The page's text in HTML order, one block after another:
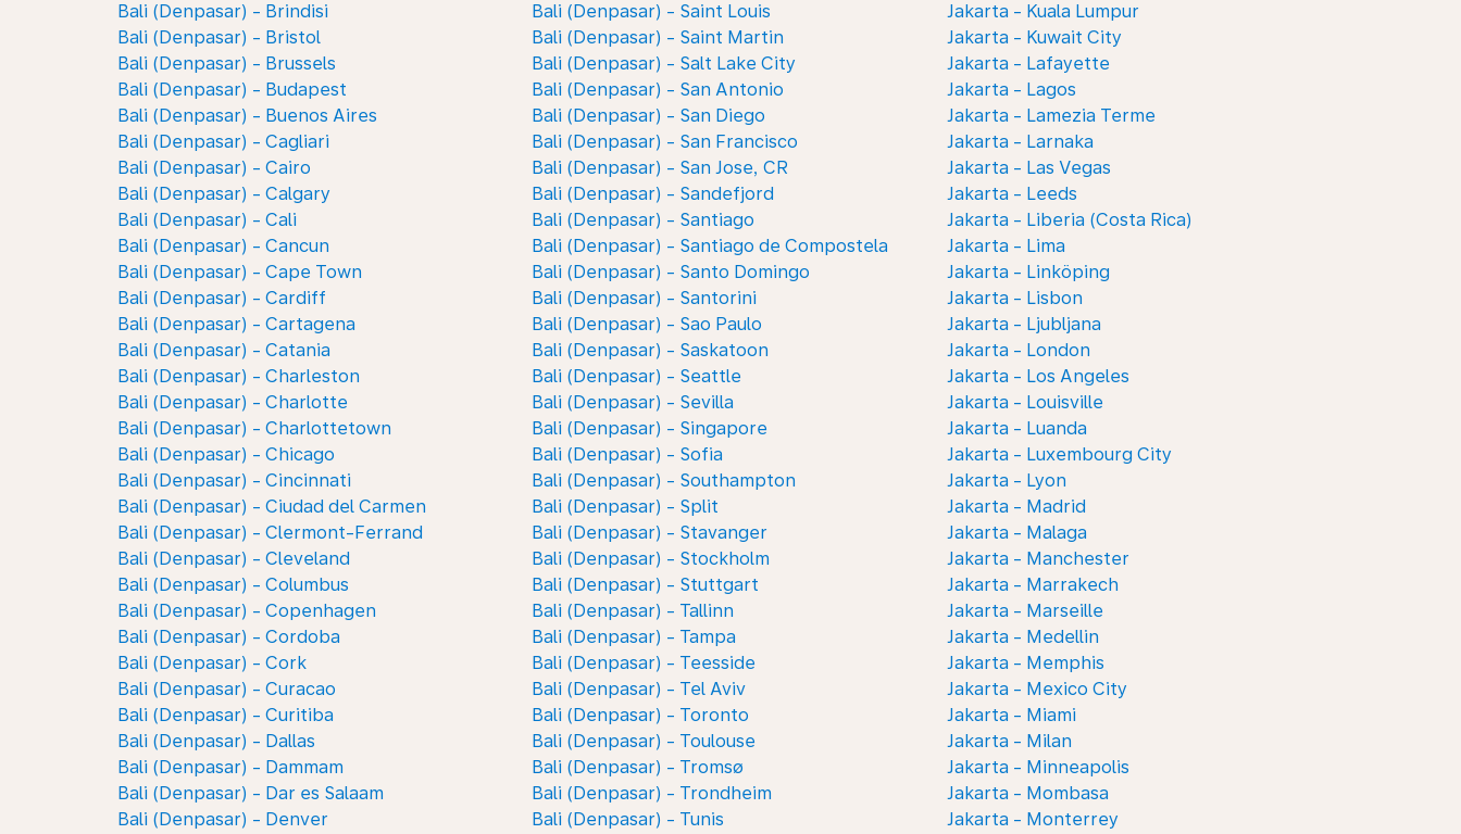
Bali (Denpasar) - Brindisi
Bali (Denpasar) - Bristol
Bali (Denpasar) - Brussels
Bali (Denpasar) - Budapest
Bali (Denpasar) - Buenos Aires
Bali (Denpasar) - Cagliari
Bali (Denpasar) - Cairo
Bali (Denpasar) - Calgary
Bali (Denpasar) - Cali
Bali (Denpasar) - Cancun
Bali (Denpasar) - Cape Town
Bali (Denpasar) - Cardiff
Bali (Denpasar) - Cartagena
Bali (Denpasar) - Catania
Bali (Denpasar) - Charleston
Bali (Denpasar) - Charlotte
Bali (Denpasar) - Charlottetown
Bali (Denpasar) - Chicago
Bali (Denpasar) - Cincinnati
Bali (Denpasar) - Ciudad del Carmen
Bali (Denpasar) - Clermont-Ferrand
Bali (Denpasar) - Cleveland
Bali (Denpasar) - Columbus
Bali (Denpasar) - Copenhagen
Bali (Denpasar) - Cordoba
Bali (Denpasar) - Cork
Bali (Denpasar) - Curacao
Bali (Denpasar) - Curitiba
Bali (Denpasar) - Dallas
Bali (Denpasar) - Dammam
Bali (Denpasar) - Dar es Salaam
Bali (Denpasar) - Denver
Bali (Denpasar) - Saint Louis
Bali (Denpasar) - Saint Martin
Bali (Denpasar) - Salt Lake City
Bali (Denpasar) - San Antonio
Bali (Denpasar) - San Diego
Bali (Denpasar) - San Francisco
Bali (Denpasar) - San Jose, CR
Bali (Denpasar) - Sandefjord
Bali (Denpasar) - Santiago
Bali (Denpasar) - Santiago de Compostela
Bali (Denpasar) - Santo Domingo
Bali (Denpasar) - Santorini
Bali (Denpasar) - Sao Paulo
Bali (Denpasar) - Saskatoon
Bali (Denpasar) - Seattle
Bali (Denpasar) - Sevilla
Bali (Denpasar) - Singapore
Bali (Denpasar) - Sofia
Bali (Denpasar) - Southampton
Bali (Denpasar) - Split
Bali (Denpasar) - Stavanger
Bali (Denpasar) - Stockholm
Bali (Denpasar) - Stuttgart
Bali (Denpasar) - Tallinn
Bali (Denpasar) - Tampa
Bali (Denpasar) - Teesside
Bali (Denpasar) - Tel Aviv
Bali (Denpasar) - Toronto
Bali (Denpasar) - Toulouse
Bali (Denpasar) - Tromsø
Bali (Denpasar) - Trondheim
Bali (Denpasar) - Tunis
Jakarta - Kuala Lumpur
Jakarta - Kuwait City
Jakarta - Lafayette
Jakarta - Lagos
Jakarta - Lamezia Terme
Jakarta - Larnaka
Jakarta - Las Vegas
Jakarta - Leeds
Jakarta - Liberia (Costa Rica)
Jakarta - Lima
Jakarta - Linköping
Jakarta - Lisbon
Jakarta - Ljubljana
Jakarta - London
Jakarta - Los Angeles
Jakarta - Louisville
Jakarta - Luanda
Jakarta - Luxembourg City
Jakarta - Lyon
Jakarta - Madrid
Jakarta - Malaga
Jakarta - Manchester
Jakarta - Marrakech
Jakarta - Marseille
Jakarta - Medellin
Jakarta - Memphis
Jakarta - Mexico City
Jakarta - Miami
Jakarta - Milan
Jakarta - Minneapolis
Jakarta - Mombasa
Jakarta - Monterrey